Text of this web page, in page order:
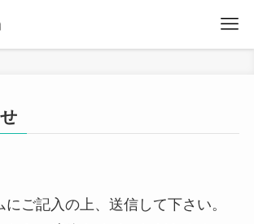
ご記入の上、送信して下さい。